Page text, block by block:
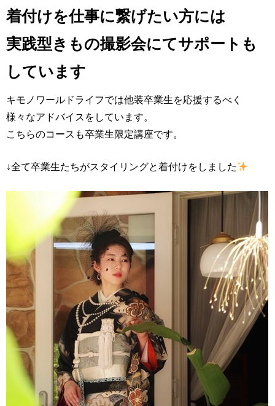
着付けを仕事に繋げたい方には
実践型きもの撮影会にてサポートも
しています
キモノワールドライフでは他装卒業生を応援するべく
様々なアドバイスをしています。
こちらのコースも卒業生限定講座です。
↓全て卒業生たちがスタイリングと着付けをしました